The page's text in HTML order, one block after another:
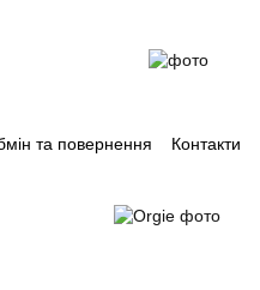
та повернення Контакти